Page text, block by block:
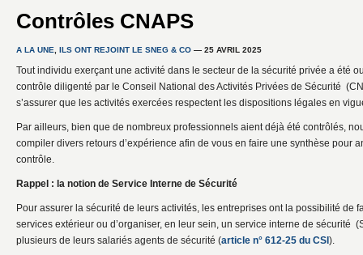
Contrôles CNAPS
A LA UNE ILS ONT REJOINT LE SNEG & CO — 25 AVRIL 2025
Tout individu exerçant une activité dans le secteur de la sécurité privée a été
contrôle diligenté par le Conseil National des Activités Privées de Sécurité
s’assurer que les activités exercées respectent les dispositions légales en
Par ailleurs, bien que de nombreux professionnels aient déjà été contrôlés,
compiler divers retours d’expérience afin de vous en faire une synthèse pour
contrôle.
Rappel : la notion de Service Interne de Sécurité
Pour assurer la sécurité de leurs activités, les entreprises ont la possibilité de
services extérieur ou d’organiser, en leur sein, un service interne de sécurité
plusieurs de leurs salariés agents de sécurité (article n° 612-25 du CSI ).